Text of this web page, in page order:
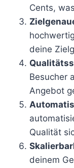
Cents,
deine
Besucher
Angebot
Qualität
deinem